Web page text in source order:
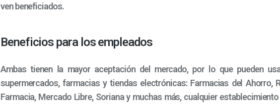
ven beneficiados.
Beneficios para los empleados
Ambas tienen la mayor aceptación del mercado, por lo que pueden
supermercados, farmacias y tiendas electrónicas: Farmacias del Ahorro,
Farmacia, Mercado Libre, Soriana y muchas más, cualquier